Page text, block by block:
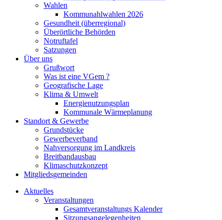
Wahlen
Kommunahlwahlen 2026
Gesundheit (überregional)
Überörtliche Behörden
Notruftafel
Satzungen
Über uns
Grußwort
Was ist eine VGem ?
Geografische Lage
Klima & Umwelt
Energienutzungsplan
Kommunale Wärmeplanung
Standort & Gewerbe
Grundstücke
Gewerbeverband
Nahversorgung im Landkreis
Breitbandausbau
Klimaschutzkonzept
Mitgliedsgemeinden
Aktuelles
Veranstaltungen
Gesamtveranstaltungs Kalender
Sitzungsangelegenheiten